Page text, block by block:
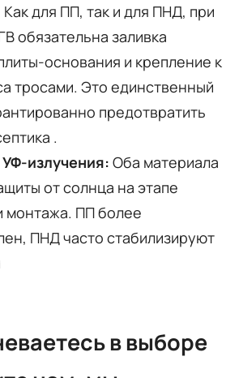
Как для ПП, так и для ПНД, при
обязательна заливка
основания и крепление к
тросами. Это единственный
предотвратить
.
излучения: Оба материала
от солнца на этапе
монтажа. ПП более
ПНД часто стабилизируют
в выборе